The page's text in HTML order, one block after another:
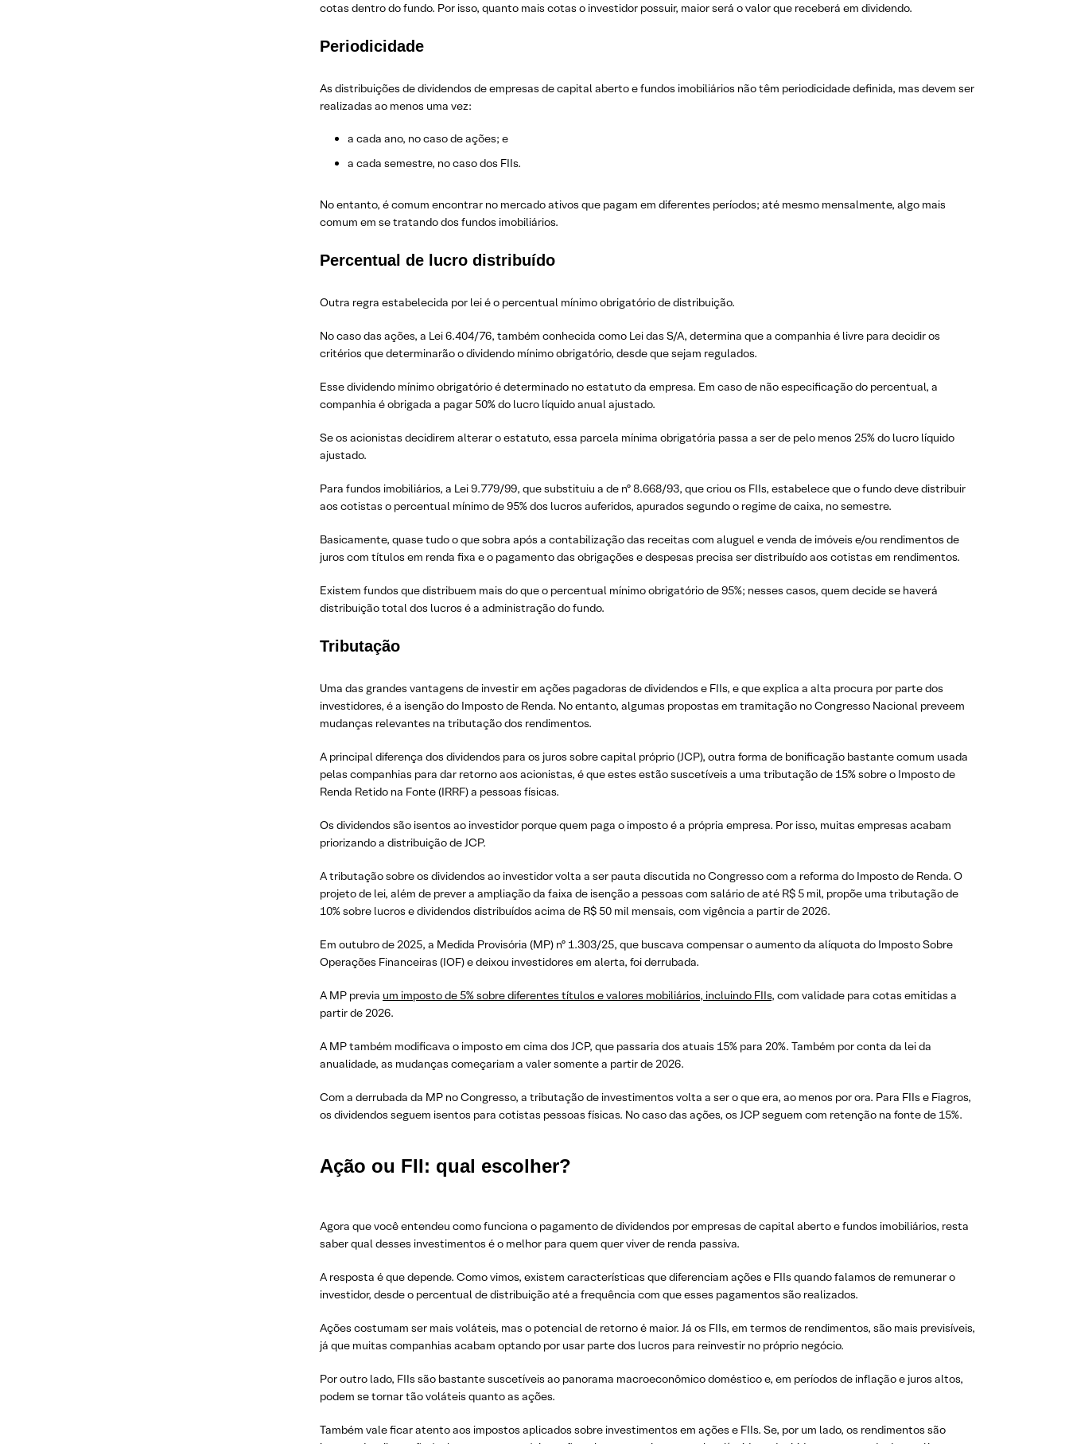
cotas dentro do fundo. Por isso, quanto mais cotas o investidor possuir, maior será o valor que receberá em dividendo.
Periodicidade
As distribuições de dividendos de empresas de capital aberto e fundos imobiliários não têm periodicidade definida, mas devem ser
realizadas ao menos uma vez:
a cada ano, no caso de ações; e
a cada semestre, no caso dos FIIs.
No entanto, é comum encontrar no mercado ativos que pagam em diferentes períodos; até mesmo mensalmente, algo mais
comum em se tratando dos fundos imobiliários.
Percentual de lucro distribuído
Outra regra estabelecida por lei é o percentual mínimo obrigatório de distribuição.
No caso das ações, a Lei 6.404/76, também conhecida como Lei das S/A, determina que a companhia é livre para decidir os
critérios que determinarão o dividendo mínimo obrigatório, desde que sejam regulados.
Esse dividendo mínimo obrigatório é determinado no estatuto da empresa. Em caso de não especificação do percentual, a
companhia é obrigada a pagar 50% do lucro líquido anual ajustado.
Se os acionistas decidirem alterar o estatuto, essa parcela mínima obrigatória passa a ser de pelo menos 25% do lucro líquido
ajustado.
Para fundos imobiliários, a Lei 9.779/99, que substituiu a de nº 8.668/93, que criou os FIIs, estabelece que o fundo deve distribuir
aos cotistas o percentual mínimo de 95% dos lucros auferidos, apurados segundo o regime de caixa, no semestre.
Basicamente, quase tudo o que sobra após a contabilização das receitas com aluguel e venda de imóveis e/ou rendimentos de
juros com títulos em renda fixa e o pagamento das obrigações e despesas precisa ser distribuído aos cotistas em rendimentos.
Existem fundos que distribuem mais do que o percentual mínimo obrigatório de 95%; nesses casos, quem decide se haverá
distribuição total dos lucros é a administração do fundo.
Tributação
Uma das grandes vantagens de investir em ações pagadoras de dividendos e FIIs, e que explica a alta procura por parte dos
investidores, é a isenção do Imposto de Renda. No entanto, algumas propostas em tramitação no Congresso Nacional preveem
mudanças relevantes na tributação dos rendimentos.
A principal diferença dos dividendos para os juros sobre capital próprio (JCP), outra forma de bonificação bastante comum usada
pelas companhias para dar retorno aos acionistas, é que estes estão suscetíveis a uma tributação de 15% sobre o Imposto de
Renda Retido na Fonte (IRRF) a pessoas físicas.
Os dividendos são isentos ao investidor porque quem paga o imposto é a própria empresa. Por isso, muitas empresas acabam
priorizando a distribuição de JCP.
A tributação sobre os dividendos ao investidor volta a ser pauta discutida no Congresso com a reforma do Imposto de Renda. O
projeto de lei, além de prever a ampliação da faixa de isenção a pessoas com salário de até R$ 5 mil, propõe uma tributação de
10% sobre lucros e dividendos distribuídos acima de R$ 50 mil mensais, com vigência a partir de 2026.
Em outubro de 2025, a Medida Provisória (MP) nº 1.303/25, que buscava compensar o aumento da alíquota do Imposto Sobre
Operações Financeiras (IOF) e deixou investidores em alerta, foi derrubada.
A MP previa um imposto de 5% sobre diferentes títulos e valores mobiliários, incluindo FIIs, com validade para cotas emitidas a
partir de 2026.
A MP também modificava o imposto em cima dos JCP, que passaria dos atuais 15% para 20%. Também por conta da lei da
anualidade, as mudanças começariam a valer somente a partir de 2026.
Com a derrubada da MP no Congresso, a tributação de investimentos volta a ser o que era, ao menos por ora. Para FIIs e Fiagros,
os dividendos seguem isentos para cotistas pessoas físicas. No caso das ações, os JCP seguem com retenção na fonte de 15%.
Ação ou FII: qual escolher?
Agora que você entendeu como funciona o pagamento de dividendos por empresas de capital aberto e fundos imobiliários, resta
saber qual desses investimentos é o melhor para quem quer viver de renda passiva.
A resposta é que depende. Como vimos, existem características que diferenciam ações e FIIs quando falamos de remunerar o
investidor, desde o percentual de distribuição até a frequência com que esses pagamentos são realizados.
Ações costumam ser mais voláteis, mas o potencial de retorno é maior. Já os FIIs, em termos de rendimentos, são mais previsíveis,
já que muitas companhias acabam optando por usar parte dos lucros para reinvestir no próprio negócio.
Por outro lado, FIIs são bastante suscetíveis ao panorama macroeconômico doméstico e, em períodos de inflação e juros altos,
podem se tornar tão voláteis quanto as ações.
Também vale ficar atento aos impostos aplicados sobre investimentos em ações e FIIs. Se, por um lado, os rendimentos são